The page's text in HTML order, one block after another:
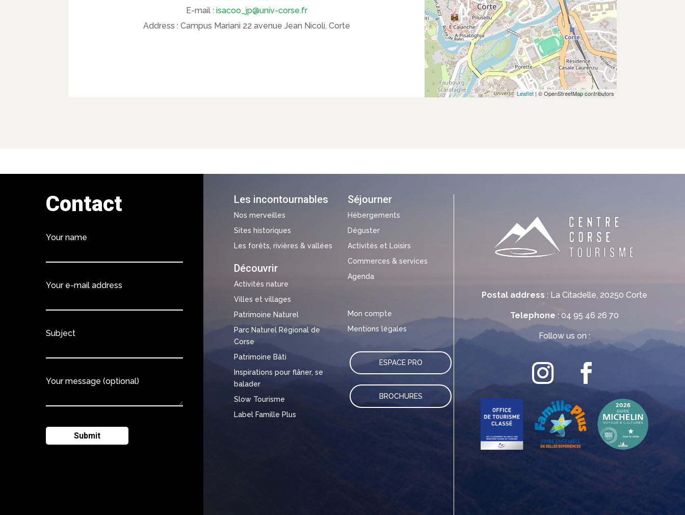
E-mail : isacoo_jp@univ-corse.fr
Address : Campus Mariani 22 avenue Jean Nicoli, Corte
Leaflet| © OpenStreetMap contributors
Postal address : La Citadelle, 20250 Corte
Telephone : 04 95 46 26 70
Follow us on :
Les incontournables
Nos merveilles
Sites historiques
Les forêts, rivières & vallées
Découvrir
Activités nature
Villes et villages
Patrimoine Naturel
Parc Naturel Régional de
Corse
Patrimoine Bâti
Inspirations pour flâner, se
balader
Slow Tourisme
Label Famille Plus
Séjourner
Hébergements
Déguster
Activités et Loisirs
Commerces & services
Agenda
Mon compte
Mentions légales
ESPACE PRO
BROCHURES
Contact
Your name
Your e-mail address
Subject
Your message (optional)